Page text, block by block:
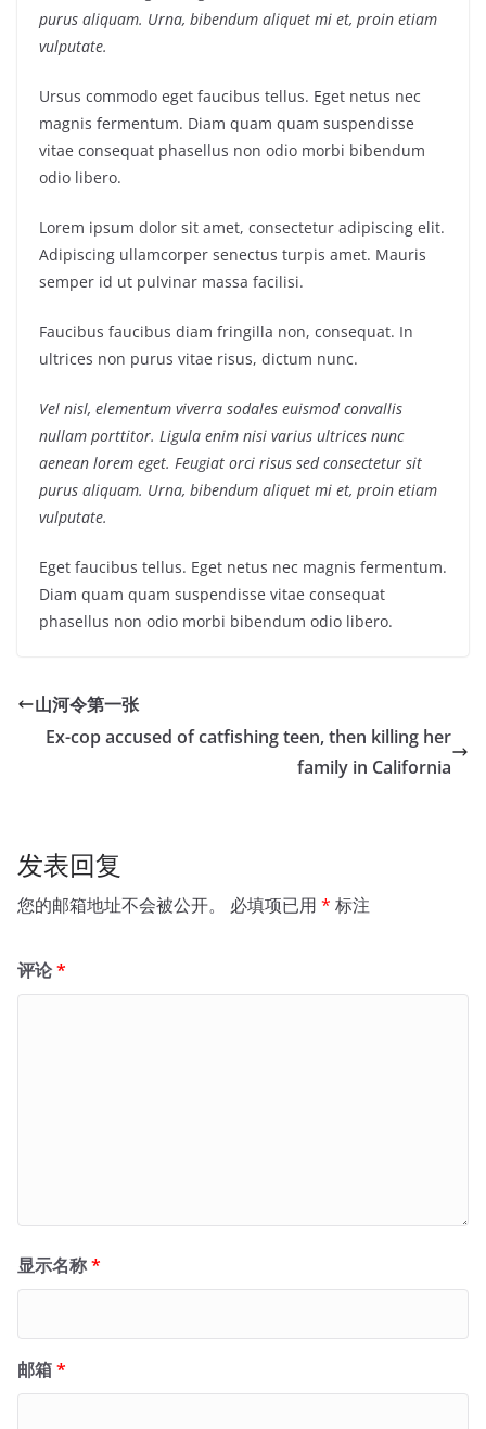
purus aliquam. Urna, bibendum aliquet mi et, proin etiam
vulputate.
Ursus commodo eget faucibus tellus. Eget netus nec
magnis fermentum. Diam quam quam suspendisse
vitae consequat phasellus non odio morbi bibendum
odio libero.
Lorem ipsum dolor sit amet, consectetur adipiscing elit.
Adipiscing ullamcorper senectus turpis amet. Mauris
semper id ut pulvinar massa facilisi.
Faucibus faucibus diam fringilla non, consequat. In
ultrices non purus vitae risus, dictum nunc.
Vel nisl, elementum viverra sodales euismod convallis
nullam porttitor. Ligula enim nisi varius ultrices nunc
aenean lorem eget. Feugiat orci risus sed consectetur sit
purus aliquam. Urna, bibendum aliquet mi et, proin etiam
vulputate.
Eget faucibus tellus. Eget netus nec magnis fermentum.
Diam quam quam suspendisse vitae consequat
phasellus non odio morbi bibendum odio libero.
山河令第一张
Ex-cop accused of catfishing teen, then killing her
family in California
发表回复
您的邮箱地址不会被公开。 必填项已用 * 标注
评论*
显示名称*
邮箱*